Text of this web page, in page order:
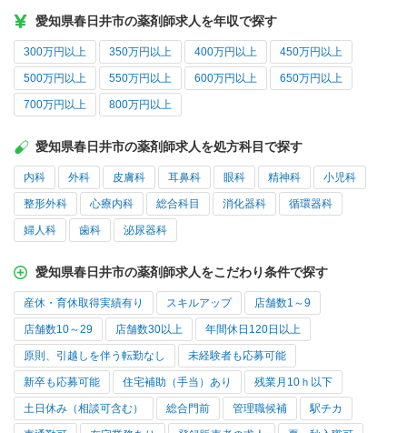
愛知県春日井市の薬剤師求人を年収で探す
300万円以上 350万円以上 400万円以上 450万円以上
500万円以上 550万円以上 600万円以上 650万円以上
700万円以上 800万円以上
愛知県春日井市の薬剤師求人を処方科目で探す
内科 外科 皮膚科 耳鼻科 眼科 精神科 小児科
整形外科 心療内科 総合科目 消化器科 循環器科
婦人科 歯科 泌尿器科
愛知県春日井市の薬剤師求人をこだわり条件で探す
産休・育休取得実績有り スキルアップ 店舗数1～9
店舗数10～29 店舗数30以上 年間休日120日以上
原則、引越しを伴う転勤なし 未経験者も応募可能
新卒も応募可能 住宅補助（手当）あり 残業月10ｈ以下
土日休み（相談可含む） 総合門前 管理職候補 駅チカ